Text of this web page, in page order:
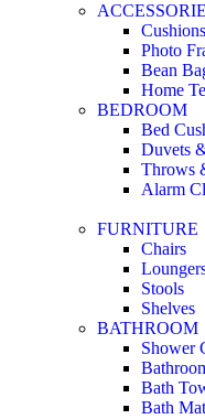
Cushions
Photo
Bean
Home
BEDROOM
Bed
Duvets
Throws
Alarm
FURNITURE
Chairs
Stools
Shelves
BATHROOM
Shower
Bath
Bath